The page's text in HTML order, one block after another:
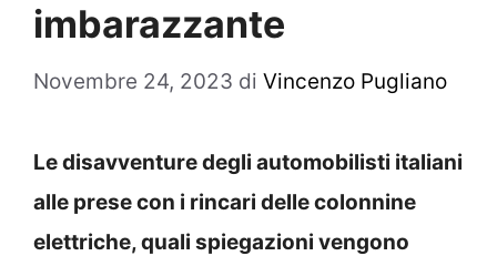
imbarazzante
Novembre 24, 2023 di Vincenzo Pugliano
Le disavventure degli automobilisti italiani
alle prese con i rincari delle colonnine
elettriche, quali spiegazioni vengono